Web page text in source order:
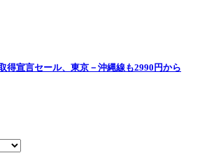
得宣言セール、東京－沖縄線も2990円から